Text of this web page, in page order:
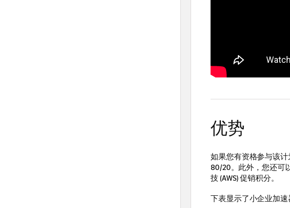
优势
如果您有资格参与该
80/20。此外，您还可
技 (AWS) 促销积分。
下表显示了小企业加速